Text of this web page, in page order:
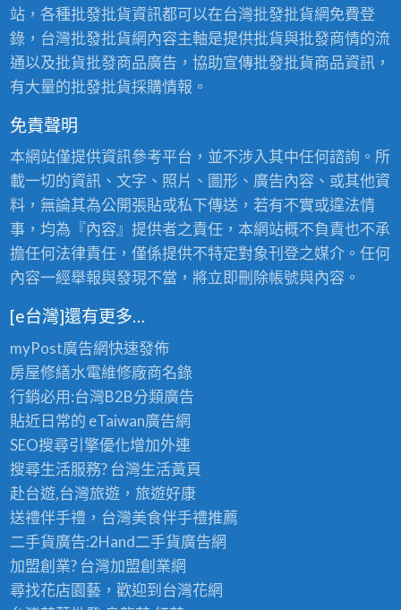
站，各種批發批貨資訊都可以在台灣批發批貨網免費登
錄，台灣批發批貨網內容主軸是提供批貨與批發商情的流
通以及批貨批發商品廣告，協助宣傳批發批貨商品資訊，
有大量的批發批貨採購情報。
免責聲明
本網站僅提供資訊參考平台，並不涉入其中任何諮詢。所
載一切的資訊、文字、照片、圖形、廣告內容、或其他資
料，無論其為公開張貼或私下傳送，若有不實或違法情
事，均為『內容』提供者之責任，本網站概不負責也不承
擔任何法律責任，僅係提供不特定對象刊登之媒介。任何
內容一經舉報與發現不當，將立即刪除帳號與內容。
[e台灣]還有更多…
myPost廣告網快速發佈
房屋修繕水電維修廠商名錄
行銷必用:台灣B2B分類廣告
貼近日常的 eTaiwan廣告網
SEO搜尋引擎優化增加外連
搜尋生活服務? 台灣生活黃頁
赴台遊,台灣旅遊，旅遊好康
送禮伴手禮，台灣美食伴手禮推薦
二手貨廣告:2Hand二手貨廣告網
加盟創業? 台灣加盟創業網
尋找花店園藝，歡迎到台灣花網